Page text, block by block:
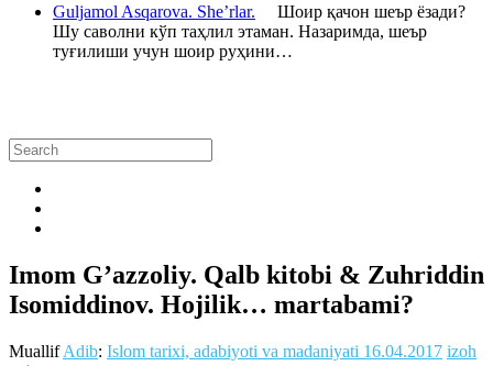
Guljamol Asqarova. She’rlar. Шоир қачон шеър ёзади?
Шу саволни кўп таҳлил этаман. Назаримда, шеър
туғилиши учун шоир руҳини…
Imom G’azzoliy. Qalb kitobi & Zuhriddin
Isomiddinov. Hojilik… martabami?
MuallifAdib: Islom tarixi, adabiyoti va madaniyati 16.04.2017 izoh